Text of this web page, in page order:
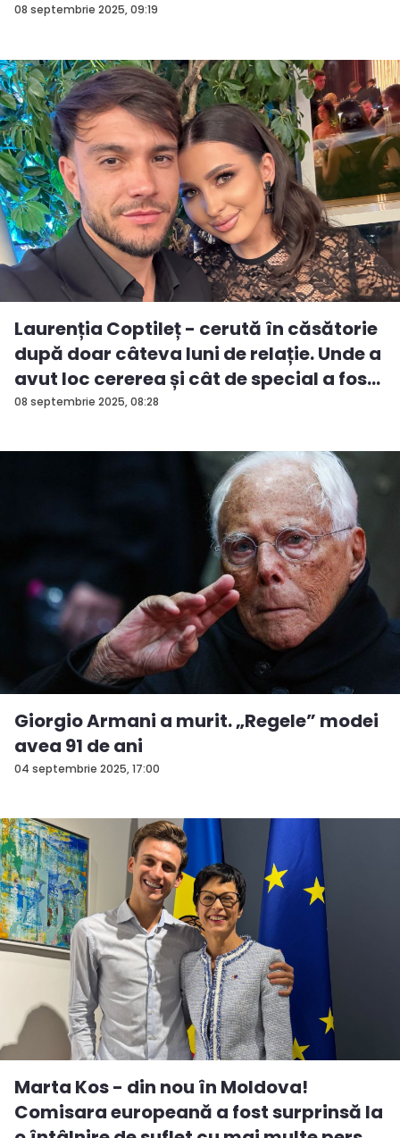
08 septembrie 2025, 09:19
08 septembrie 2025, 08:28
Laurenția Coptileț - cerută în căsătorie
după doar câteva luni de relație. Unde a
avut loc cererea și cât de special a fos...
04 septembrie 2025, 17:00
Giorgio Armani a murit. „Regele” modei
avea 91 de ani
Marta Kos - din nou în Moldova!
Comisara europeană a fost surprinsă la